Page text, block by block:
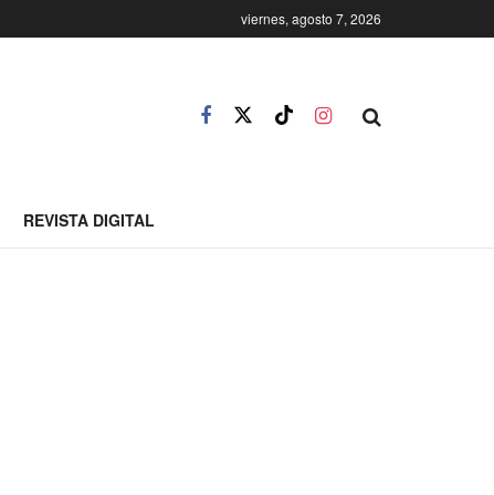
viernes, agosto 7, 2026
REVISTA DIGITAL